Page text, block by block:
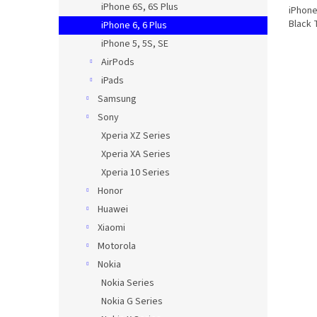
iPhone 6S, 6S Plus
iPhone 6, 6 Plus
iPhone 5, 5S, SE
AirPods
iPads
Samsung
Sony
Xperia XZ Series
Xperia XA Series
Xperia 10 Series
Honor
Huawei
Xiaomi
Motorola
Nokia
Nokia Series
Nokia G Series
Black